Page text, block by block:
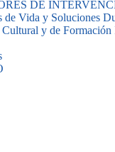
DE
de Vida y Soluciones
Cultural y de